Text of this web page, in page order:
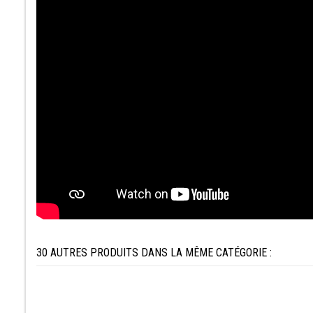
30 AUTRES PRODUITS DANS LA MÊME CATÉGORIE :